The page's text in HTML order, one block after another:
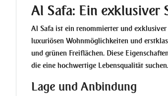
Al Safa: Ein exklusiver
Al Safa ist ein renommierter und
luxuriösen Wohnmöglichkeiten und
und grünen Freiflächen. Diese
die eine hochwertige Lebensqualität suchen.
Lage und Anbindung